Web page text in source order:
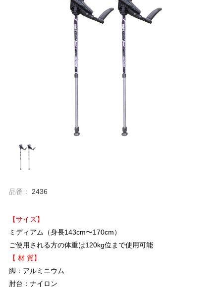
品番： 2436
【サイズ】
ミディアム（身長143cm〜170cm）
ご使用される方の体重は120kg位まで使用可能
【 材 質】
脚：アルミニウム
肘台：ナイロン